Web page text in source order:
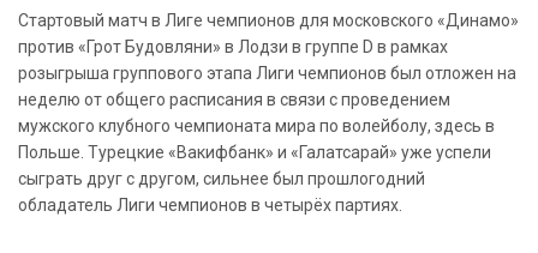
Стартовый матч в Лиге чемпионов для московского «Динамо»
против «Грот Будовляни» в Лодзи в группе D в рамках
розыгрыша группового этапа Лиги чемпионов был отложен на
неделю от общего расписания в связи с проведением
мужского клубного чемпионата мира по волейболу, здесь в
Польше. Турецкие «Вакифбанк» и «Галатсарай» уже успели
сыграть друг с другом, сильнее был прошлогодний
обладатель Лиги чемпионов в четырёх партиях.